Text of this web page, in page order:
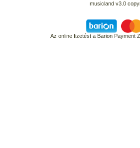
musicland v3.0
Az online fizetést a Barion Payment